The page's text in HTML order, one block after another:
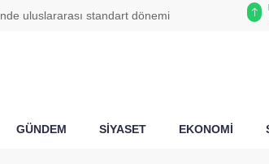
uluslararası standart dönemi
6.658,67
13.778,67
GÜNDEM SİYASET EKONOMİ